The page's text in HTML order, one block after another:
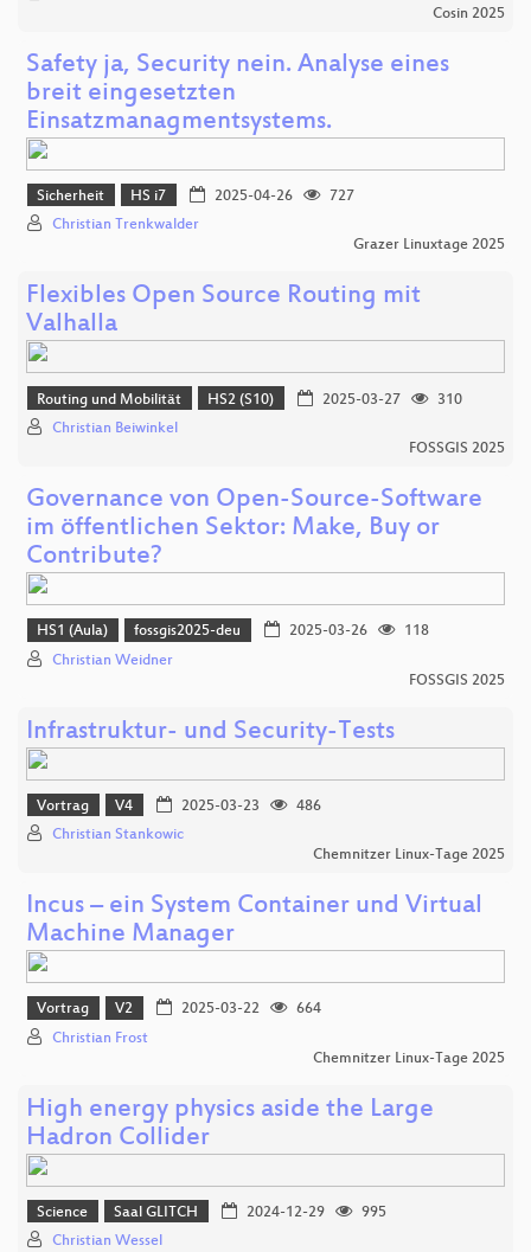
Cosin 2025
Safety ja, Security nein. Analyse eines
breit eingesetzten
Einsatzmanagmentsystems.
Sicherheit HS i7 2025-04-26
727
Christian Trenkwalder
Grazer Linuxtage 2025
Flexibles Open Source Routing mit
Valhalla
Routing und Mobilität HS2 (S10) 2025-03-27
310
Christian Beiwinkel
FOSSGIS 2025
Governance von Open-Source-Software
im öffentlichen Sektor: Make, Buy or
Contribute?
HS1 (Aula) fossgis2025-deu 2025-03-26
118
Christian Weidner
FOSSGIS 2025
Infrastruktur- und Security-Tests
Vortrag V4 2025-03-23
486
Christian Stankowic
Chemnitzer Linux-Tage 2025
Incus – ein System Container und Virtual
Machine Manager
Vortrag V2 2025-03-22
664
Christian Frost
Chemnitzer Linux-Tage 2025
High energy physics aside the Large
Hadron Collider
Science Saal GLITCH 2024-12-29
995
Christian Wessel